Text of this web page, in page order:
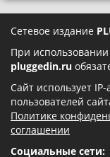
Сетевое издание
При
pluggedin.ru
Сайт использует
пользователей
Политике
соглашении
Социальные сети: